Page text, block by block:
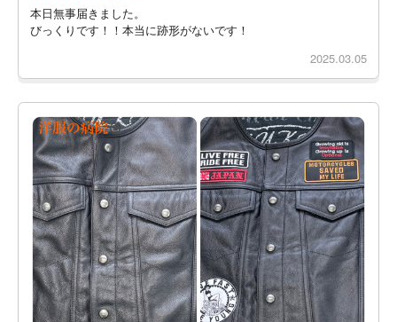
本日無事届きました。
びっくりです！！本当に跡形がないです！
2025.03.05